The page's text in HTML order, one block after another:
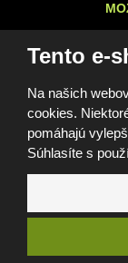
Tento e-
Na našich
cookies.
pomáhajú
Súhlasíte s
Vyhlásenie
Tento web je
pre neho